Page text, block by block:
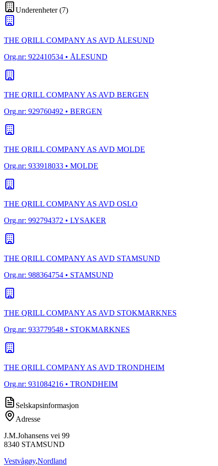
Underenheter(7)
THE QRILL COMPANY AS AVD ÅLESUND
Org.nr: 922410534 • ÅLESUND
THE QRILL COMPANY AS AVD BERGEN
Org.nr: 929760492 • BERGEN
THE QRILL COMPANY AS AVD MOLDE
Org.nr: 933918033 • MOLDE
THE QRILL COMPANY AS AVD OSLO
Org.nr: 992794372 • LYSAKER
THE QRILL COMPANY AS AVD STAMSUND
Org.nr: 988364754 • STAMSUND
THE QRILL COMPANY AS AVD STOKMARKNES
Org.nr: 933779548 • STOKMARKNES
THE QRILL COMPANY AS AVD TRONDHEIM
Org.nr: 931084216 • TRONDHEIM
Selskapsinformasjon
Adresse
J.M.Johansens vei 99
8340 STAMSUND
Vestvågøy,Nordland